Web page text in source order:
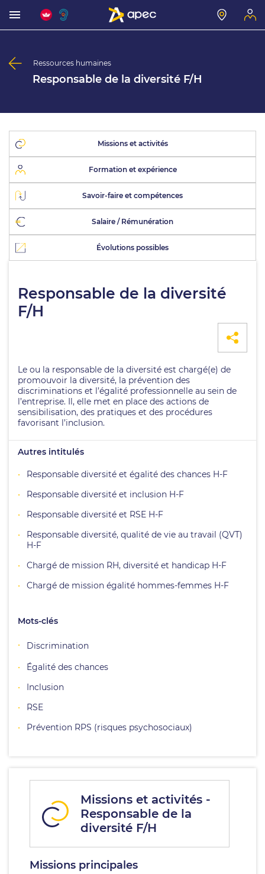
Ressources humaines
Responsable de la diversité F/H
Missions et activités
Formation et expérience
Savoir-faire et compétences
Salaire / Rémunération
Évolutions possibles
Responsable de la diversité
F/H
Le ou la responsable de la diversité est chargé(e) de
promouvoir la diversité, la prévention des
discriminations et l’égalité professionnelle au sein de
l’entreprise. Il, elle met en place des actions de
sensibilisation, des pratiques et des procédures
favorisant l’inclusion.
Autres intitulés
Responsable diversité et égalité des chances H-F
Responsable diversité et inclusion H-F
Responsable diversité et RSE H-F
Responsable diversité, qualité de vie au travail (QVT)
H-F
Chargé de mission RH, diversité et handicap H-F
Chargé de mission égalité hommes-femmes H-F
Mots-clés
Discrimination
Égalité des chances
Inclusion
RSE
Prévention RPS (risques psychosociaux)
Missions et activités -
Responsable de la
diversité F/H
Missions principales